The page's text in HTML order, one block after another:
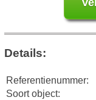
Details:
Referentienummer:
Soort object: